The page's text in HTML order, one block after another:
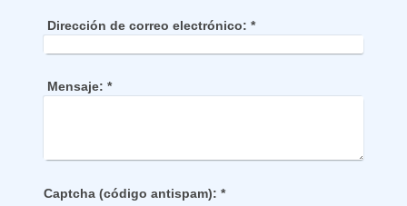
Dirección de correo electrónico: *
Mensaje: *
Captcha (código antispam): *